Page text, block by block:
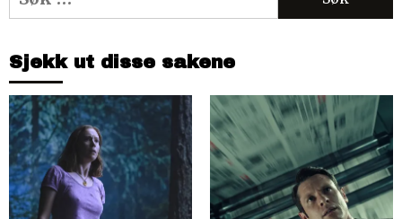
etter:
Sjekk ut disse sakene